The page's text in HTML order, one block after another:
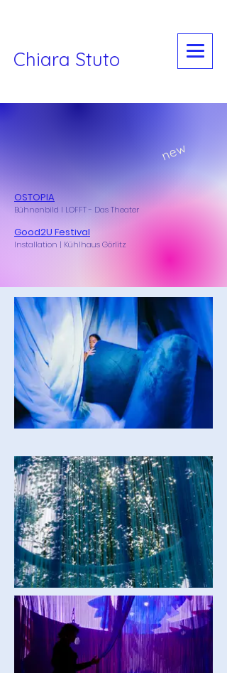
Chiara Stuto
new
OSTOPIA
Bühnenbild I LOFFT - Das Theater
Good2U Festival
Installation | Kühlhaus Görlitz